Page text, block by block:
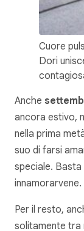
Cuore
Dori
Anche
ancora estivo,
nella prima
suo di farsi
speciale.
innamorarvene.
Per il resto,
solitamente tra